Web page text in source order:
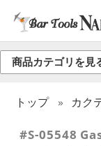
商品カテゴリを見
トップ カク
#S-05548